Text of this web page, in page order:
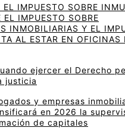
IMPUESTO SOBRE
EL IMPUESTO SOBRE
INMOBILIARIAS Y EL
AL ESTAR EN OFICINAS
ejercer el Derecho
justicia
y empresas
en 2026 la
de capitales